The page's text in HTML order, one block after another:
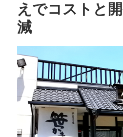
えでコストと
減